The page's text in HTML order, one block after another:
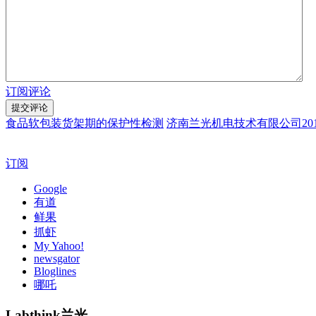
订阅评论
食品软包装货架期的保护性检测 济南兰光机电技术有限公司
订阅
Google
有道
鲜果
抓虾
My Yahoo!
newsgator
Bloglines
哪吒